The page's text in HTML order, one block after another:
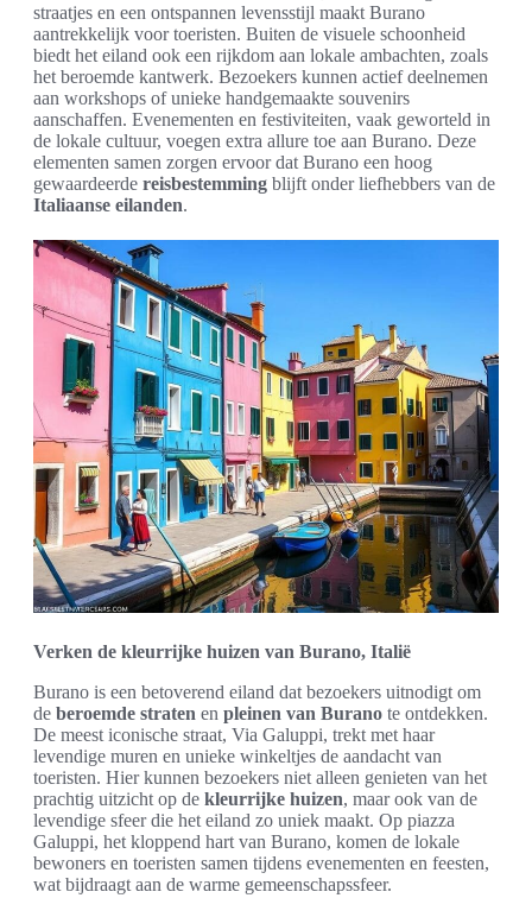
straatjes en een ontspannen levensstijl maakt Burano
aantrekkelijk voor toeristen. Buiten de visuele schoonheid
biedt het eiland ook een rijkdom aan lokale ambachten, zoals
het beroemde kantwerk. Bezoekers kunnen actief deelnemen
aan workshops of unieke handgemaakte souvenirs
aanschaffen. Evenementen en festiviteiten, vaak geworteld in
de lokale cultuur, voegen extra allure toe aan Burano. Deze
elementen samen zorgen ervoor dat Burano een hoog
gewaardeerde reisbestemming blijft onder liefhebbers van de
Italiaanse eilanden.
Verken de kleurrijke huizen van Burano, Italië
Burano is een betoverend eiland dat bezoekers uitnodigt om
de beroemde straten en pleinen van Burano te ontdekken.
De meest iconische straat, Via Galuppi, trekt met haar
levendige muren en unieke winkeltjes de aandacht van
toeristen. Hier kunnen bezoekers niet alleen genieten van het
prachtig uitzicht op de kleurrijke huizen, maar ook van de
levendige sfeer die het eiland zo uniek maakt. Op piazza
Galuppi, het kloppend hart van Burano, komen de lokale
bewoners en toeristen samen tijdens evenementen en feesten,
wat bijdraagt aan de warme gemeenschapssfeer.